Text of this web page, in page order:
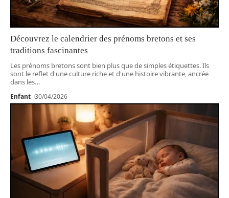
Découvrez le calendrier des prénoms bretons et ses
traditions fascinantes
Les prénoms bretons sont bien plus que de simples étiquettes. Ils
sont le reflet d'une culture riche et d'une histoire vibrante, ancrée
dans les…
Enfant 30/04/2026